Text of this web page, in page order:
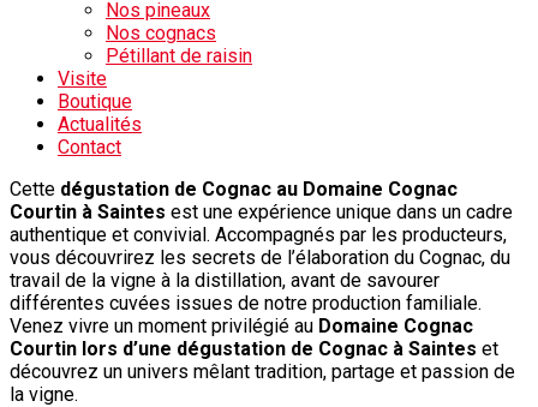
Nos pineaux
Nos cognacs
Pétillant de raisin
Visite
Boutique
Actualités
Contact
Cette dégustation de Cognac au Domaine Cognac
Courtin à Saintes est une expérience unique dans un cadre
authentique et convivial. Accompagnés par les producteurs,
vous découvrirez les secrets de l’élaboration du Cognac, du
travail de la vigne à la distillation, avant de savourer
différentes cuvées issues de notre production familiale.
Venez vivre un moment privilégié au Domaine Cognac
Courtin lors d’une dégustation de Cognac à Saintes et
découvrez un univers mêlant tradition, partage et passion de
la vigne.